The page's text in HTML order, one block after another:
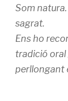
Som natura.
sagrat.
Ens ho
tradició
perllongant